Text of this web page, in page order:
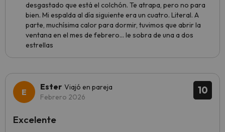
desgastado que está el colchón. Te atrapa, pero no para
bien. Mi espalda al día siguiente era un cuatro. Literal. A
parte, muchísima calor para dormir, tuvimos que abrir la
ventana en el mes de febrero… le sobra de una a dos
estrellas
10
Ester Viajó en pareja
Febrero 2026
Excelente